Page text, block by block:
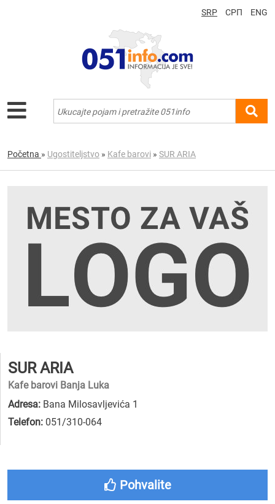
SRP СРП ENG
Početna » Ugostiteljstvo » Kafe barovi » SUR ARIA
SUR ARIA
Kafe barovi Banja Luka
Adresa: Bana Milosavljevića 1
Telefon: 051/310-064
Pohvalite